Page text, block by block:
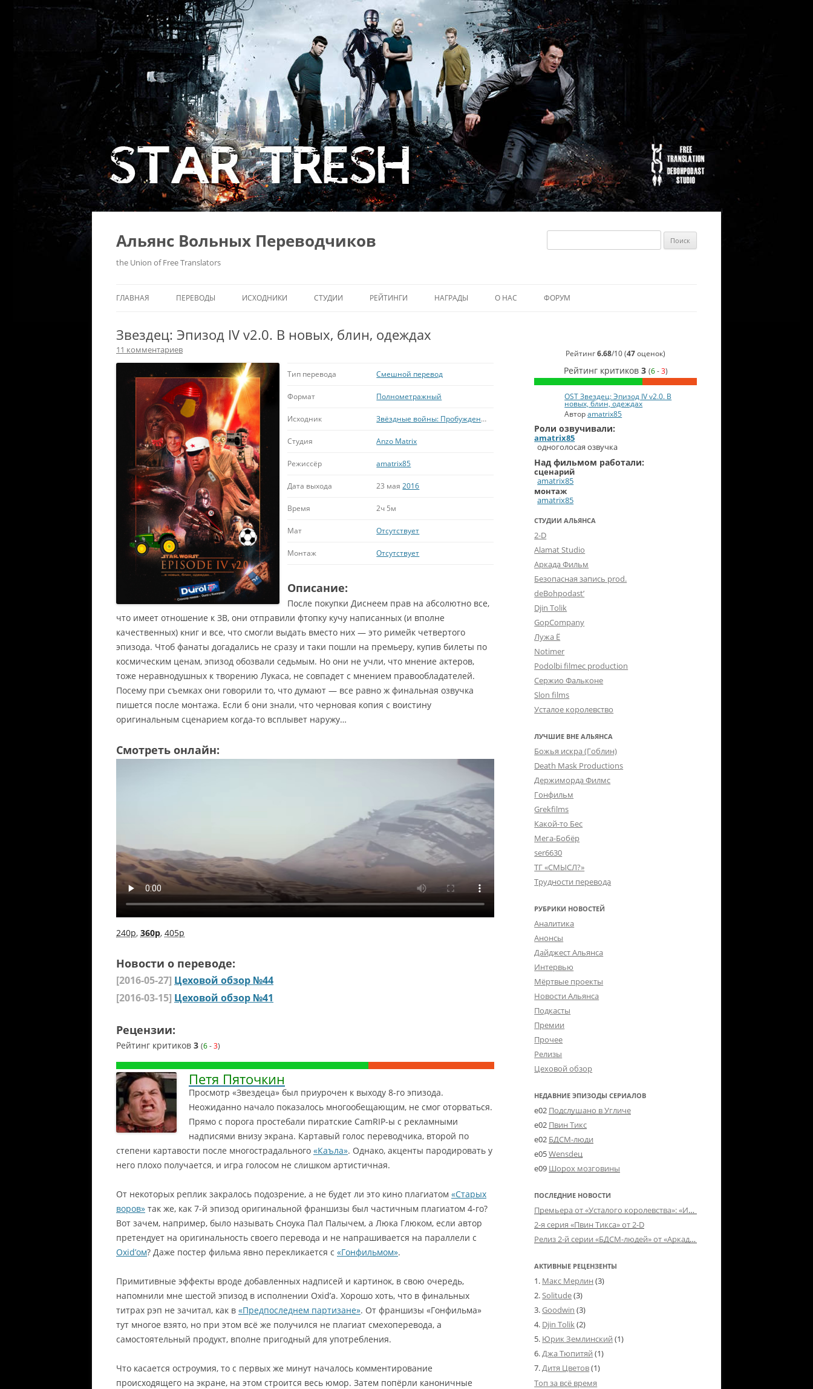
Альянс Вольных Переводчиков
the Union of Free Translators
Найти:
ГЛАВНАЯ ПЕРЕВОДЫ ИСХОДНИКИ СТУДИИ РЕЙТИНГИ НАГРАДЫ О НАС
ИСТОРИЯ АЛЬЯНСА
ФОРУМ
Звездец: Эпизод IV v2.0. В новых, блин, одеждах
11 комментариев
Тип перевода Смешной перевод
Формат Полнометражный
Исходник Звёздные войны: Пробуждение силы
Студия Anzo Matrix
Режиссёр amatrix85
Дата выхода 23 мая2016
Время 2ч 5м
Мат Отсутствует
Монтаж Отсутствует
Описание:
После покупки Диснеем прав на абсолютно все,
что имеет отношение к ЗВ, они отправили фтопку кучу написанных (и вполне
качественных) книг и все, что смогли выдать вместо них — это римейк четвертого
эпизода. Чтоб фанаты догадались не сразу и таки пошли на премьеру, купив билеты по
космическим ценам, эпизод обозвали седьмым. Но они не учли, что мнение актеров,
тоже неравнодушных к творению Лукаса, не совпадет с мнением правообладателей.
Посему при съемках они говорили то, что думают — все равно ж финальная озвучка
пишется после монтажа. Если б они знали, что черновая копия с воистину
оригинальным сценарием когда-то всплывет наружу…
Смотреть онлайн:
240p, 360p, 405p
Новости о переводе:
[2016-05-27] Цеховой обзор №44
[2016-03-15] Цеховой обзор №41
Рецензии:
Рейтинг критиков 3 (6-3)
Петя Пяточкин
Просмотр «Звездеца» был приурочен к выходу 8-го эпизода.
Неожиданно начало показалось многообещающим, не смог оторваться.
Прямо с порога простебали пиратские CamRIP-ы с рекламными
надписями внизу экрана. Картавый голос переводчика, второй по
степени картавости после многострадального «Каъла». Однако, акценты пародировать у
него плохо получается, и игра голосом не слишком артистичная.
От некоторых реплик закралось подозрение, а не будет ли это кино плагиатом «Старых
воров» так же, как 7-й эпизод оригинальной франшизы был частичным плагиатом 4-го?
Вот зачем, например, было называть Сноука Пал Палычем, а Люка Глюком, если автор
претендует на оригинальность своего перевода и не напрашивается на параллели с
Oxid’ом? Даже постер фильма явно перекликается с «Гонфильмом».
Примитивные эффекты вроде добавленных надписей и картинок, в свою очередь,
напомнили мне шестой эпизод в исполнении Oxid’a. Хорошо хоть, что в финальных
титрах рэп не зачитал, как в «Предпоследнем партизане». От франшизы «Гонфильма»
тут многое взято, но при этом всё же получился не плагиат смехоперевода, а
самостоятельный продукт, вполне пригодный для употребления.
Что касается остроумия, то с первых же минут началось комментирование
происходящего на экране, на этом строится весь юмор. Затем попёрли каноничные
Рейтинг6.68/10(47оценок)
Рейтинг критиков 3 (6-3)
OST Звездец: Эпизод IV v2.0. В
новых, блин, одеждах
Авторamatrix85
Роли озвучивали:
amatrix85
одноголосая озвучка
Над фильмом работали:
сценарий
amatrix85
монтаж
amatrix85
СТУДИИ АЛЬЯНСА
2-D
Alamat Studio
Аркада Фильм
Безопасная запись prod.
deBohpodast’
Djin Tolik
GopCompany
Лужа Ё
Notimer
Podolbi filmec production
Сержио Фальконе
Slon films
Усталое королевство
ЛУЧШИЕ ВНЕ АЛЬЯНСА
Божья искра (Гоблин)
Death Mask Productions
Держиморда Филмс
Гонфильм
Grekfilms
Какой-то Бес
Мега-Бобёр
ser6630
ТГ «СМЫСЛ?»
Трудности перевода
РУБРИКИ НОВОСТЕЙ
Аналитика
Анонсы
Дайджест Альянса
Интервью
Мёртвые проекты
Новости Альянса
Подкасты
Премии
Прочее
Релизы
Цеховой обзор
НЕДАВНИЕ ЭПИЗОДЫ СЕРИАЛОВ
e02 Подслушано в Угличе
e02 Пвин Тикс
e02 БДСМ-люди
e05Wensdeц
e09 Шорох мозговины
ПОСЛЕДНИЕ НОВОСТИ
Премьера от «Усталого королевства»: «Игорь начал»
2-я серия «Пвин Тикса» от 2-D
Релиз 2-й серии «БДСМ-людей» от «Аркада Фильм»
АКТИВНЫЕ РЕЦЕНЗЕНТЫ
Макс Мерлин (3)
Solitude(3)
Goodwin (3)
Djin Tolik(2)
Юрик Землинский (1)
Джа Тюпитяй (1)
Дитя Цветов(1)
Топ за всё время